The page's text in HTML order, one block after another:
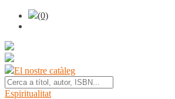
(0)
El nostre catàleg
Espiritualitat